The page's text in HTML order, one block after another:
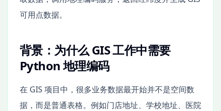
可用点数据。
背景：为什么 GIS 工作中需要
Python 地理编码
在 GIS 项目中，很多业务数据最开始并不是空间数
据，而是普通表格。例如门店地址、学校地址、医院